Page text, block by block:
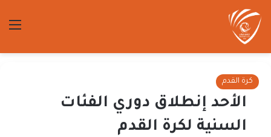
كرة القدم
الأحد إنطلاق دوري الفئات
السنية لكرة القدم